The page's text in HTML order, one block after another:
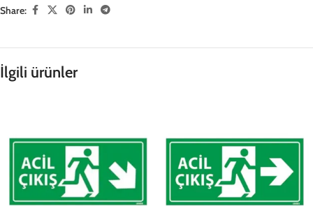
Share:
İlgili ürünler